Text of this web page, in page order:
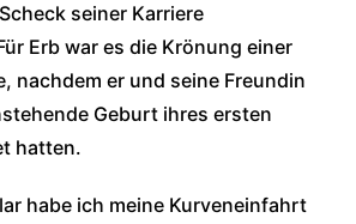
seiner Karriere
Erb war es die Krönung einer
nachdem er und seine Freundin
Geburt ihres ersten
hatten.
habe ich meine Kurveneinfahrt